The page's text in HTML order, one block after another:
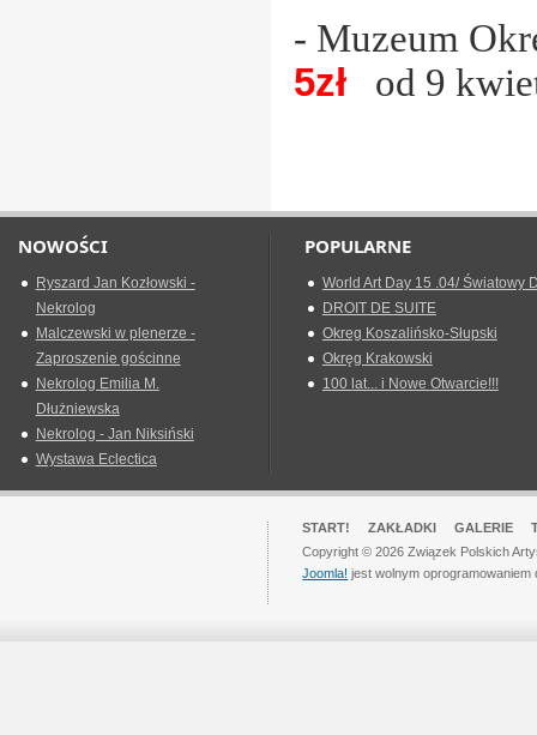
- Muzeum
5złÂ od 9
NOWOŚCI
Ryszard Jan Kozłowski -
Nekrolog
Malczewski w plenerze -
Zaproszenie gościnne
Nekrolog Emilia M.
Dłużniewska
Nekrolog - Jan Niksiński
Wystawa Eclectica
POPULARNE
World Art Day 15 .04/ Światowy
DROIT DE SUITE
Okreg Koszalińsko-Słupski
Okręg Krakowski
100 lat... i Nowe Otwarcie!!!
START! ZAKŁADKI GALERIE
Copyright © 2026 Związek Polskich
Joomla! jest wolnym